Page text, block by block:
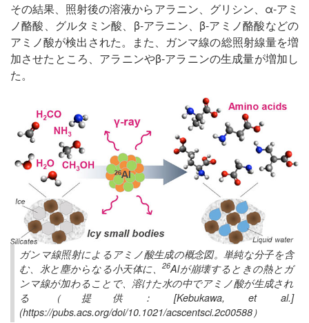
その結果、照射後の溶液からアラニン、グリシン、α-アミ
ノ酪酸、グルタミン酸、β-アラニン、β-アミノ酪酸などの
アミノ酸が検出された。また、ガンマ線の総照射線量を増
加させたところ、アラニンやβ-アラニンの生成量が増加し
た。
ガンマ線照射によるアミノ酸生成の概念図。単純な分子を含
む、氷と塵からなる小天体に、26Alが崩壊するときの熱とガ
ンマ線が加わることで、溶けた水の中でアミノ酸が生成され
る（提供：[Kebukawa, et al.]
(https://pubs.acs.org/doi/10.1021/acscentsci.2c00588）